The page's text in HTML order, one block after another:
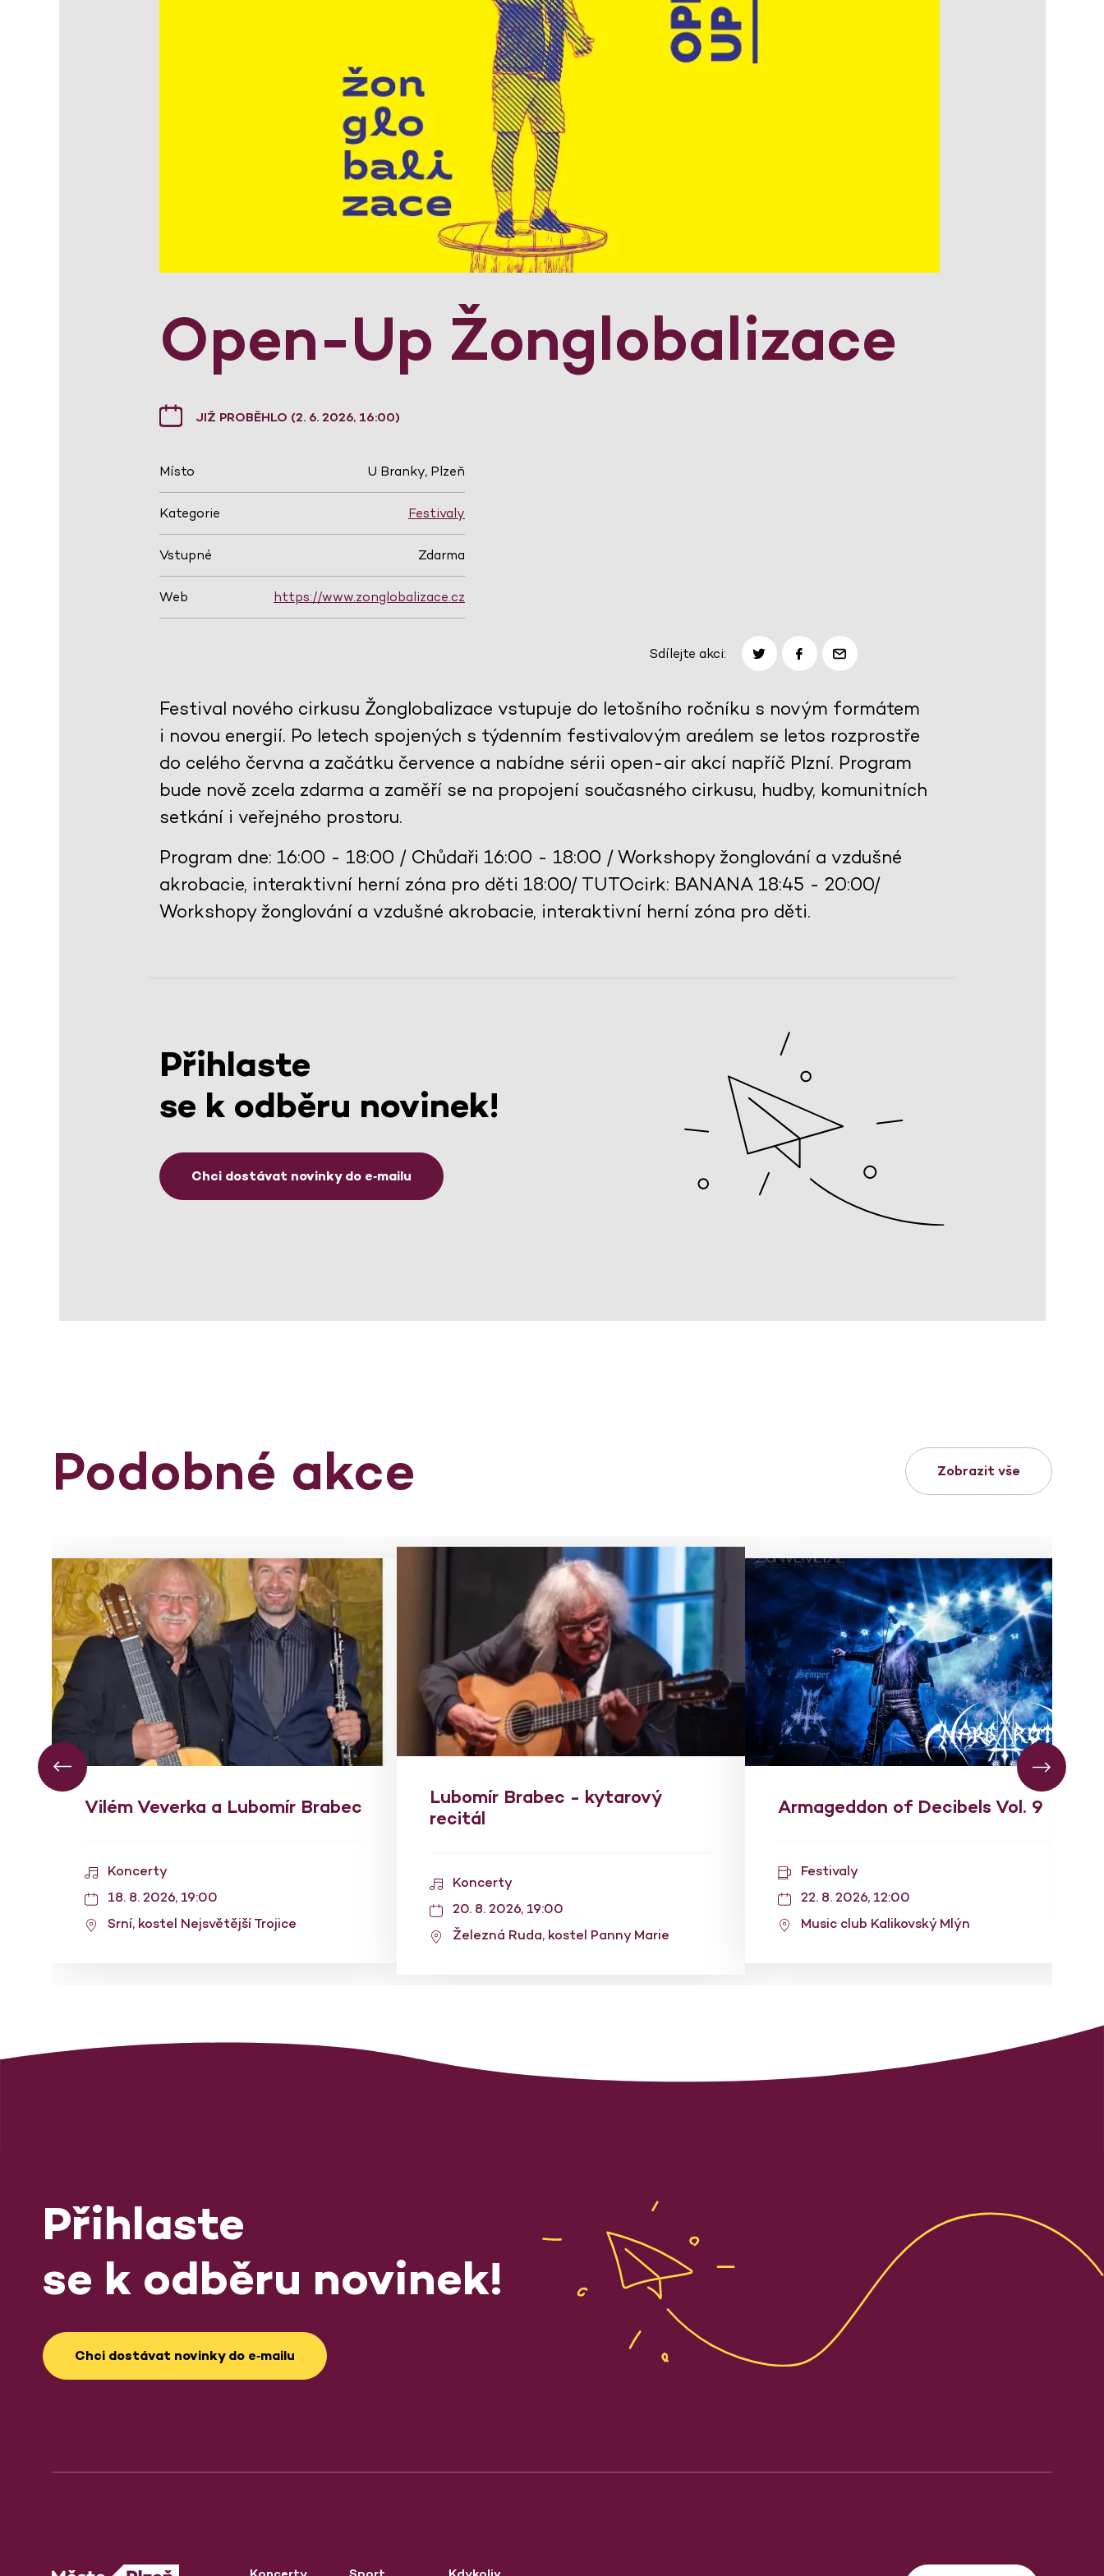
Open-Up Žonglobalizace
JIŽ PROBĚHLO (2. 6. 2026, 16:00)
Místo U Branky, Plzeň
Kategorie Festivaly
Vstupné Zdarma
Web https://www.zonglobalizace.cz
Sdílejte akci:
Festival nového cirkusu Žonglobalizace vstupuje do letošního ročníku s novým formátem
i novou energií. Po letech spojených s týdenním festivalovým areálem se letos rozprostře
do celého června a začátku července a nabídne sérii open-air akcí napříč Plzní. Program
bude nově zcela zdarma a zaměří se na propojení současného cirkusu, hudby, komunitních
setkání i veřejného prostoru.
Program dne: 16:00 - 18:00 / Chůdaři 16:00 - 18:00 / Workshopy žonglování a vzdušné
akrobacie, interaktivní herní zóna pro děti 18:00/ TUTOcirk: BANANA 18:45 - 20:00/
Workshopy žonglování a vzdušné akrobacie, interaktivní herní zóna pro děti.
Přihlaste
se k odběru novinek!
Chci dostávat novinky do e‑mailu
Podobné akce Zobrazit vše
Vilém Veverka a Lubomír Brabec
Koncerty
18. 8. 2026, 19:00
Srní, kostel Nejsvětější Trojice
Lubomír Brabec - kytarový
recitál
Koncerty
20. 8. 2026, 19:00
Železná Ruda, kostel Panny Marie
Armageddon of Decibels Vol. 9
Festivaly
22. 8. 2026, 12:00
Music club Kalikovský Mlýn
Přihlaste
se k odběru novinek!
Chci dostávat novinky do e‑mailu
Koncerty Sport Kdykoliv